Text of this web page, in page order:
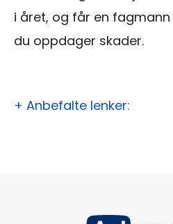
i året, og får en
du oppdager skader.
+ Anbefalte lenker: